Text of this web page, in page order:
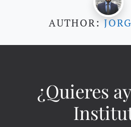
AUTHOR:
¿Quieres